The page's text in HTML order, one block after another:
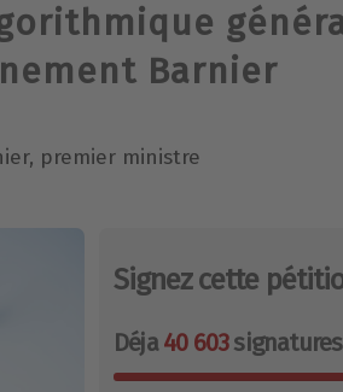
Barnier
premier ministre
Signez cette
Déja40 603signatures